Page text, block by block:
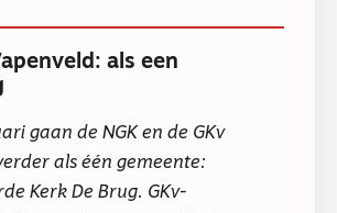
als een
gaan de NGK en de GKv
als één gemeente:
Kerk De Brug. GKv-